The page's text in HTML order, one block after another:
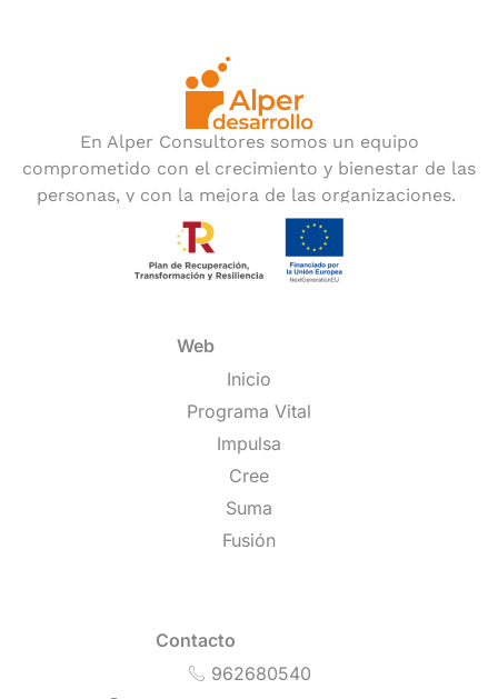
En Alper Consultores somos un equipo
comprometido con el crecimiento y bienestar de las
personas, y con la mejora de las organizaciones.
Web
Inicio
Programa Vital
Impulsa
Cree
Suma
Fusión
Contacto
962680540